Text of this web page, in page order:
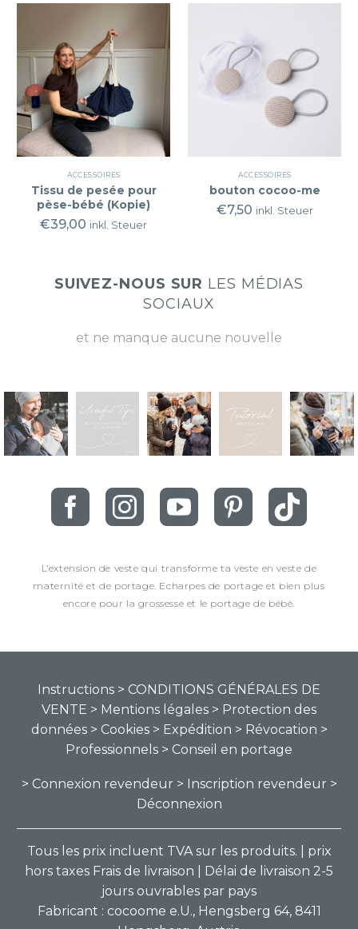
ACCESSOIRES
Tissu de pesée pour
pèse-bébé (Kopie)
€39,00 inkl. Steuer
ACCESSOIRES
bouton cocoo-me
€7,50 inkl. Steuer
SUIVEZ-NOUS SUR LES MÉDIAS
SOCIAUX
et ne manque aucune nouvelle
L’extension de veste qui transforme ta veste en veste de
maternité et de portage. Echarpes de portage et bien plus
encore pour la grossesse et le portage de bébé.
Instructions > CONDITIONS GÉNÉRALES DE
VENTE > Mentions légales > Protection des
données > Cookies > Expédition > Révocation >
Professionnels > Conseil en portage
> Connexion revendeur > Inscription revendeur >
Déconnexion
Tous les prix incluent TVA sur les produits. | prix
hors taxes Frais de livraison | Délai de livraison 2-5
jours ouvrables par pays
Fabricant : cocoome e.U., Hengsberg 64, 8411